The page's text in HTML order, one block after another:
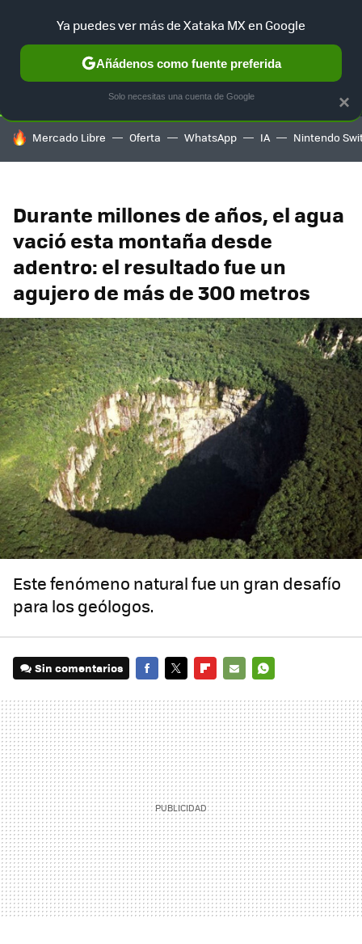
SELECCIÓN GAMING HOME AUTO TERRITORIO
HOY SE HABLA DE
Mercado Libre Oferta WhatsApp IA Nintendo
Durante millones de años, el agua
vació esta montaña desde
adentro: el resultado fue un
agujero de más de 300 metros
Este fenómeno natural fue un gran desafío
para los geólogos.
Sin comentarios
MAIL
×
Ya puedes ver más de Xataka MX en Google
Añádenos como fuente preferida
Solo necesitas una cuenta de Google